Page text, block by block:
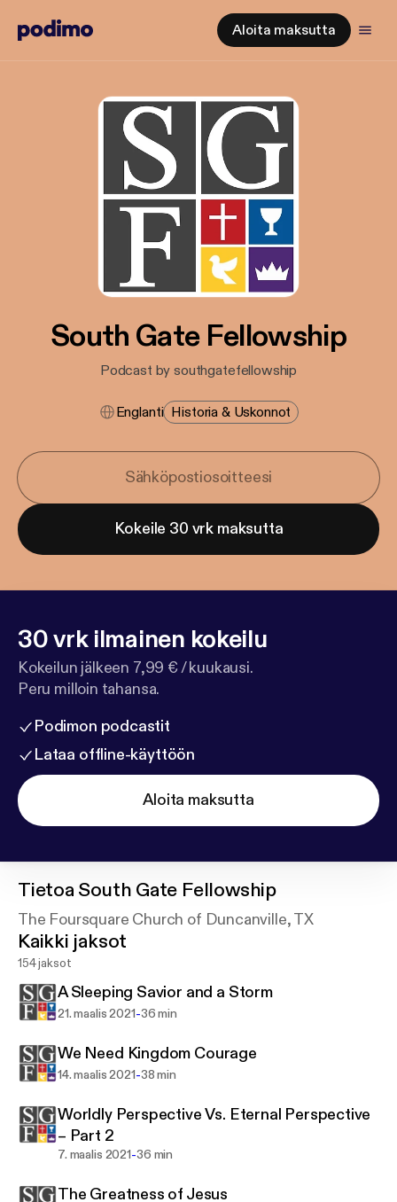
Aloita maksutta
South Gate Fellowship
Podcast by southgatefellowship
Englanti Historia & Uskonnot
Kokeile 30 vrk maksutta
30 vrk ilmainen kokeilu
Kokeilun jälkeen 7,99 € / kuukausi.
Peru milloin tahansa.
Podimon podcastit
Lataa offline-käyttöön
Aloita maksutta
Tietoa South Gate Fellowship
The Foursquare Church of Duncanville, TX
Kaikki jaksot
154 jaksot
A Sleeping Savior and a Storm
21. maalis 2021-36 min
We Need Kingdom Courage
14. maalis 2021-38 min
Worldly Perspective Vs. Eternal Perspective
– Part 2
7. maalis 2021-36 min
The Greatness of Jesus